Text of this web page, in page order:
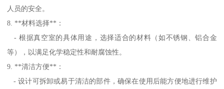
人员的安全。
8. **材料选择**：
- 根据真空室的具体用途，选择适合的材料（如不锈钢、铝合金
等），以满足化学稳定性和耐腐蚀性。
9. **清洁方便**：
- 设计可拆卸或易于清洁的部件，确保在使用后能方便地进行维护